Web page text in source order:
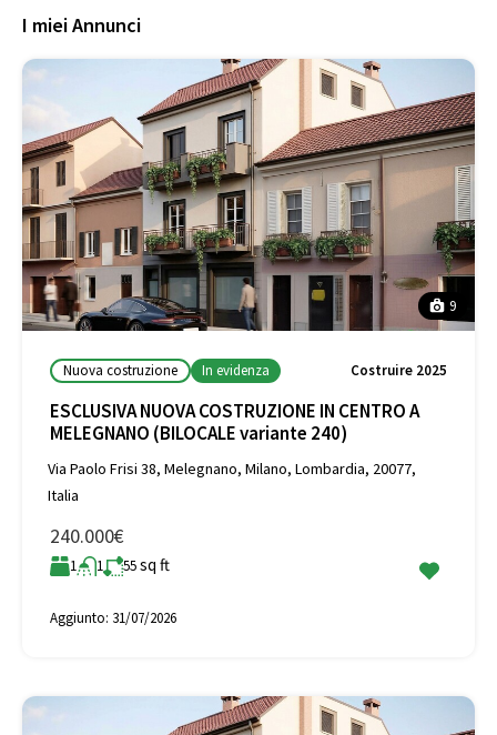
I miei Annunci
9
Nuova costruzione In evidenza Costruire 2025
ESCLUSIVA NUOVA COSTRUZIONE IN CENTRO A
MELEGNANO (BILOCALE variante 240)
Via Paolo Frisi 38, Melegnano, Milano, Lombardia, 20077,
Italia
240.000€
1 1 55sq ft
Aggiunto: 31/07/2026